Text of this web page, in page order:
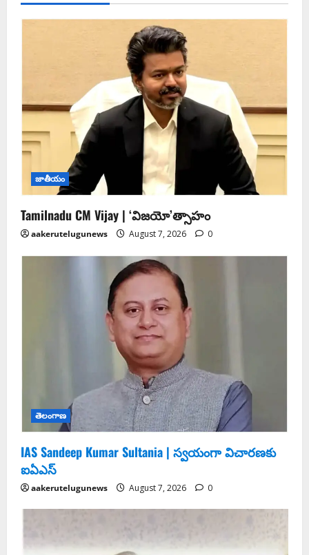
జాతీయం
Tamilnadu CM Vijay | ‘విజయో’త్సాహం
aakerutelugunews August 7, 2026 0
తెలంగాణ
IAS Sandeep Kumar Sultania | స్వ‌యంగా విచార‌ణ‌కు
ఐఏఎస్‌
aakerutelugunews August 7, 2026 0